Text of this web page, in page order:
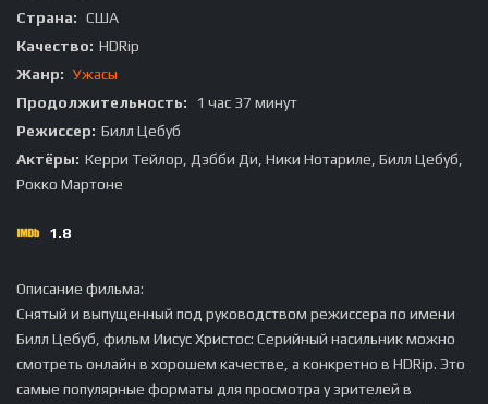
Страна: США
Качество: HDRip
Жанр: Ужасы
Продолжительность:
1 час 37 минут
Режиссер: Билл Цебуб
Актёры: Керри Тейлор, Дэбби Ди, Ники Нотариле, Билл Цебуб,
Рокко Мартоне
1.8
Описание фильма:
Снятый и выпущенный под руководством режиссера по имени
Билл Цебуб, фильм Иисус Христос: Серийный насильник можно
смотреть онлайн в хорошем качестве, а конкретно в HDRip. Это
самые популярные форматы для просмотра у зрителей в